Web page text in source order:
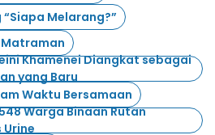
Melarang?”
Matraman
Khamenei Diangkat sebagai
yang Baru
Waktu Bersamaan
Warga Binaan Rutan
Urine